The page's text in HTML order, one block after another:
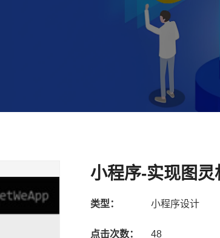
小程序-实现图
类型： 小程序设计
点击次数： 48